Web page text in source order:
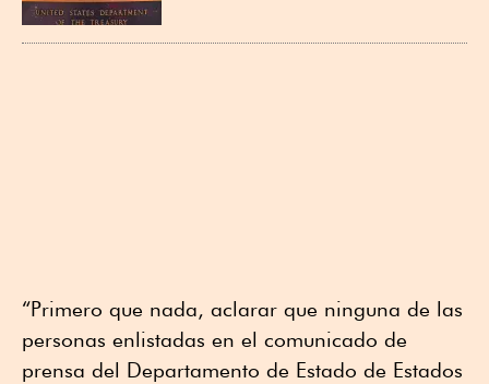
“Primero que nada, aclarar que ninguna de las
personas enlistadas en el comunicado de
prensa del Departamento de Estado de Estados